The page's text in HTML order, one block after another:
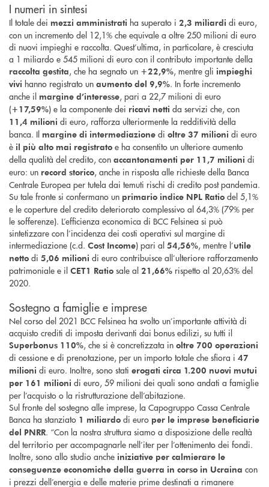
I numeri in sintesi
Il totale dei mezzi amministrati ha superato i 2,3 miliardi di euro,
con un incremento del 12,1% che equivale a oltre 250 milioni di euro
di nuovi impieghi e raccolta. Quest’ultima, in particolare, è cresciuta
a 1 miliardo e 545 milioni di euro con il contributo importante della
raccolta gestita, che ha segnato un +22,9%, mentre gli impieghi
vivi hanno registrato un aumento del 9,9%. In forte incremento
anche il margine d’interesse, pari a 22,7 milioni di euro
(+17,59%) e la componente dei ricavi netti da servizi che, con
11,4 milioni di euro, rafforza ulteriormente la redditività della
banca. Il margine di intermediazione di oltre 37 milioni di euro
è il più alto mai registrato e ha consentito un ulteriore aumento
della qualità del credito, con accantonamenti per 11,7 milioni di
euro: un record storico, anche in risposta alle richieste della Banca
Centrale Europea per tutela dai temuti rischi di credito post pandemia.
Su tale fronte si confermano un primario indice NPL Ratio del 5,1%
e le coperture del credito deteriorato complessivo al 64,3% (79% per
le sofferenze). L’efficienza economica di BCC Felsinea si può
sintetizzare con l’incidenza dei costi operativi sul margine di
intermediazione (c.d. Cost Income) pari al 54,56%, mentre l’utile
netto di 5,06 milioni di euro contribuisce all’ulteriore rafforzamento
patrimoniale e il CET1 Ratio sale al 21,66% rispetto al 20,63% del
2020.
Sostegno a famiglie e imprese
Nel corso del 2021 BCC Felsinea ha svolto un’importante attività di
acquisto crediti di imposta derivanti dai bonus edilizi, su tutti il
Superbonus 110%, che si è concretizzata in oltre 700 operazioni
di cessione e di prenotazione, per un importo totale che sfiora i 47
milioni di euro. Inoltre, sono stati erogati circa 1.200 nuovi mutui
per 161 milioni di euro, 59 milioni dei quali sono andati a famiglie
per l’acquisto o la ristrutturazione dell’abitazione.
Sul fronte del sostegno alle imprese, la Capogruppo Cassa Centrale
Banca ha stanziato 1 miliardo di euro per le imprese beneficiarie
del PNRR. “Con la nostra struttura siamo a disposizione delle realtà
del territorio per accompagnarle nell’iter per l’ottenimento dei fondi.
Inoltre, sono allo studio anche iniziative per calmierare le
conseguenze economiche della guerra in corso in Ucraina con
i prezzi dell’energia e delle materie prime destinati a rimanere